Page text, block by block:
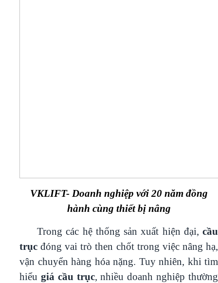
VKLIFT- Doanh nghiệp với 20 năm đồng
hành cùng thiết bị nâng
Trong các hệ thống sản xuất hiện đại, cầu
trục đóng vai trò then chốt trong việc nâng hạ,
vận chuyển hàng hóa nặng. Tuy nhiên, khi tìm
hiểu giá cầu trục, nhiều doanh nghiệp thường